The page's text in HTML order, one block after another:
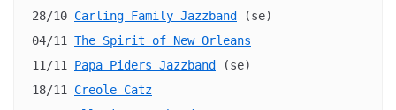
28/10 Carling Family Jazzband
(se)
04/11 The Spirit of New Orleans
11/11 Papa Piders Jazzband
(se)
18/11 Creole Catz